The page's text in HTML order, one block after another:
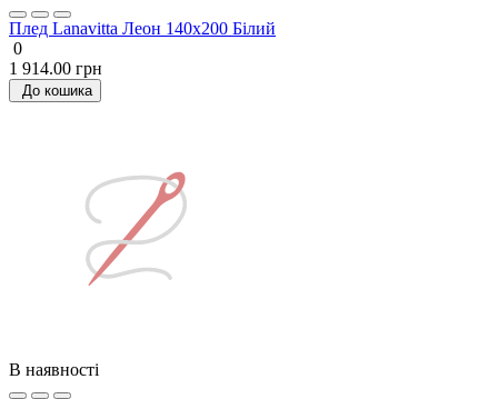
Плед Lanavitta Леон 140x200 Білий
0
1 914.00 грн
До кошика
В наявності